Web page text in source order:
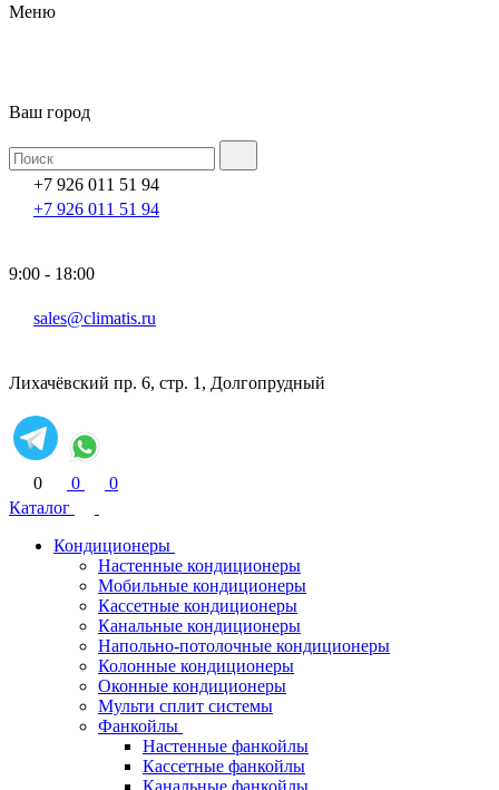
Меню
Ваш город
+7 926 011 51 94
+7 926 011 51 94
9:00 - 18:00
sales@climatis.ru
Лихачёвский пр. 6, стр. 1, Долгопрудный
0 0
0
Каталог
Кондиционеры
Настенные кондиционеры
Мобильные кондиционеры
Кассетные кондиционеры
Канальные кондиционеры
Напольно-потолочные кондиционеры
Колонные кондиционеры
Оконные кондиционеры
Мульти сплит системы
Фанкойлы
Настенные фанкойлы
Кассетные фанкойлы
Канальные фанкойлы